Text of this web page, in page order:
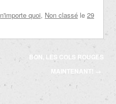
n'importe quoi, Non classé le 29
BON, LES COLS ROUGES
MAINTENANT!